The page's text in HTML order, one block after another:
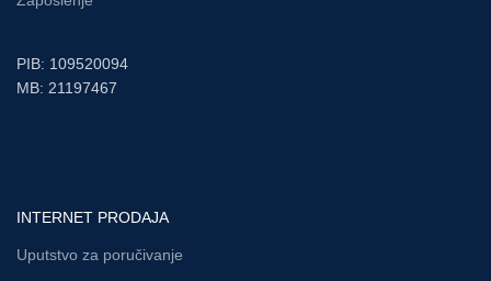
PIB: 109520094
MB: 21197467
INTERNET PRODAJA
Uputstvo za poručivanje